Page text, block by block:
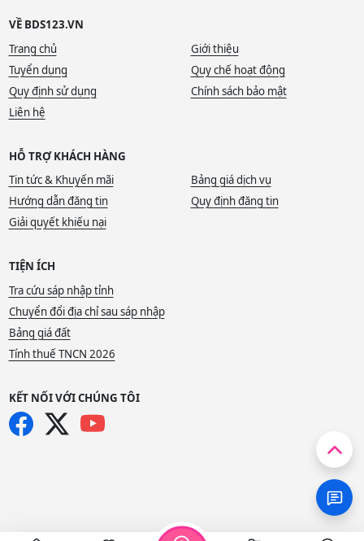
VỀ BDS123.VN
Trang chủ
Giới thiệu
Tuyển dụng
Quy chế hoạt động
Quy định sử dụng
Chính sách bảo mật
Liên hệ
HỖ TRỢ KHÁCH HÀNG
Tin tức & Khuyến mãi
Bảng giá dịch vụ
Hướng dẫn đăng tin
Quy định đăng tin
Giải quyết khiếu nại
TIỆN ÍCH
Tra cứu sáp nhập tỉnh
Chuyển đổi địa chỉ sau sáp nhập
Bảng giá đất
Tính thuế TNCN 2026
KẾT NỐI VỚI CHÚNG TÔI